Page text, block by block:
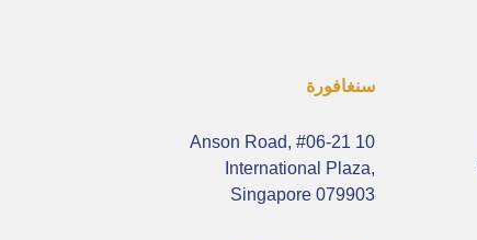
سنغافورة
10 Anson Road, #06-21
International Plaza,
Singapore 079903